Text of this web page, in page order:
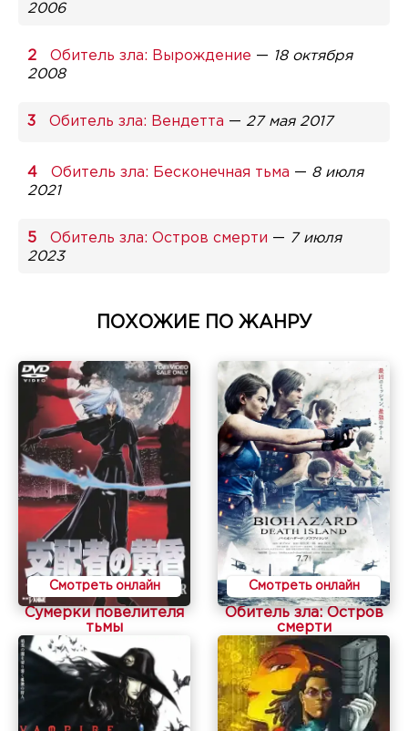
2006
Обитель зла: Вырождение — 18 октября
2008
Обитель зла: Вендетта — 27 мая 2017
Обитель зла: Бесконечная тьма — 8 июля
2021
Обитель зла: Остров смерти — 7 июля
2023
ПОХОЖИЕ ПО ЖАНРУ
Смотреть онлайн
Сумерки повелителя
тьмы
Смотреть онлайн
Обитель зла: Остров
смерти